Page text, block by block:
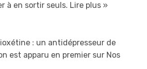
à en sortir seuls. Lire plus »
: un antidépresseur de
est apparu en premier sur Nos